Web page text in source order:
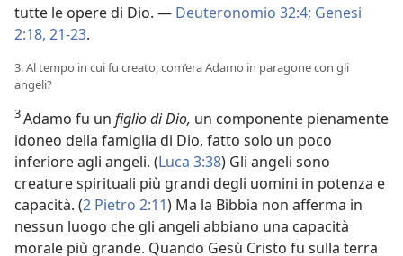
tutte le opere di Dio. — Deuteronomio 32:4; Genesi
2:18, 21-23.
3. Al tempo in cui fu creato, com’era Adamo in paragone con gli
angeli?
3Adamo fu un figlio di Dio, un componente pienamente
idoneo della famiglia di Dio, fatto solo un poco
inferiore agli angeli. (Luca 3:38) Gli angeli sono
creature spirituali più grandi degli uomini in potenza e
capacità. (2 Pietro 2:11) Ma la Bibbia non afferma in
nessun luogo che gli angeli abbiano una capacità
morale più grande. Quando Gesù Cristo fu sulla terra